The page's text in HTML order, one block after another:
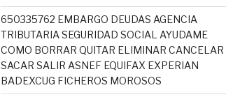
650335762 EMBARGO DEUDAS AGENCIA
TRIBUTARIA SEGURIDAD SOCIAL AYUDAME
COMO BORRAR QUITAR ELIMINAR CANCELAR
SACAR SALIR ASNEF EQUIFAX EXPERIAN
BADEXCUG FICHEROS MOROSOS